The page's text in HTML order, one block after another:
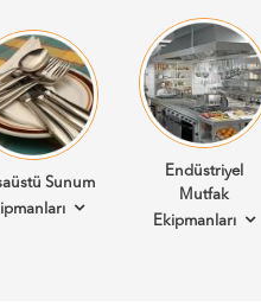
Sunum
Endüstriyel
Mutfak
Ekipmanları